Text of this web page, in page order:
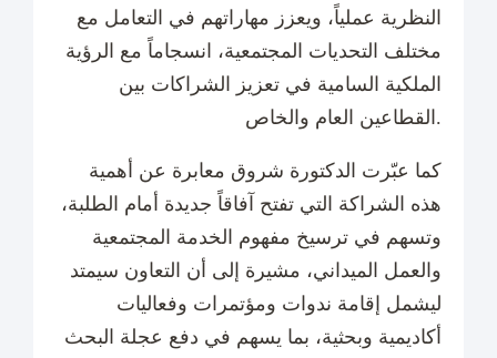
النظرية عملياً، ويعزز مهاراتهم في التعامل مع
مختلف التحديات المجتمعية، انسجاماً مع الرؤية
الملكية السامية في تعزيز الشراكات بين
القطاعين العام والخاص.
كما عبّرت الدكتورة شروق معابرة عن أهمية
هذه الشراكة التي تفتح آفاقاً جديدة أمام الطلبة،
وتسهم في ترسيخ مفهوم الخدمة المجتمعية
والعمل الميداني، مشيرة إلى أن التعاون سيمتد
ليشمل إقامة ندوات ومؤتمرات وفعاليات
أكاديمية وبحثية، بما يسهم في دفع عجلة البحث